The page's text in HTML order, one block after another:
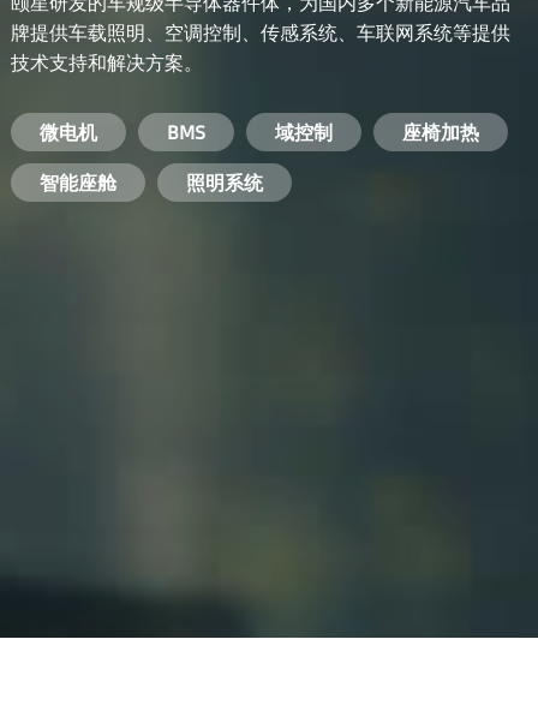
牌提供车载照明、空调控制、传感系统、车联网系统等提供
技术支持和解决方案。
微电机 BMS 域控制
座椅加热
智能座舱
照明系统
电池管理系统
储能逆变器
工业电焊机 变频器
电机驱动
安防摄像头
开关电源 手机充电器
服务器电源
PC电源
电脑 手机 基站 机顶盒
智能农业 智能医疗
智能交通
智能家居